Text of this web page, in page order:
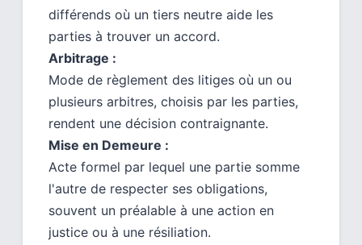
différends où un tiers neutre aide les
parties à trouver un accord.
Arbitrage :
Mode de règlement des litiges où un ou
plusieurs arbitres, choisis par les parties,
rendent une décision contraignante.
Mise en Demeure :
Acte formel par lequel une partie somme
l'autre de respecter ses obligations,
souvent un préalable à une action en
justice ou à une résiliation.